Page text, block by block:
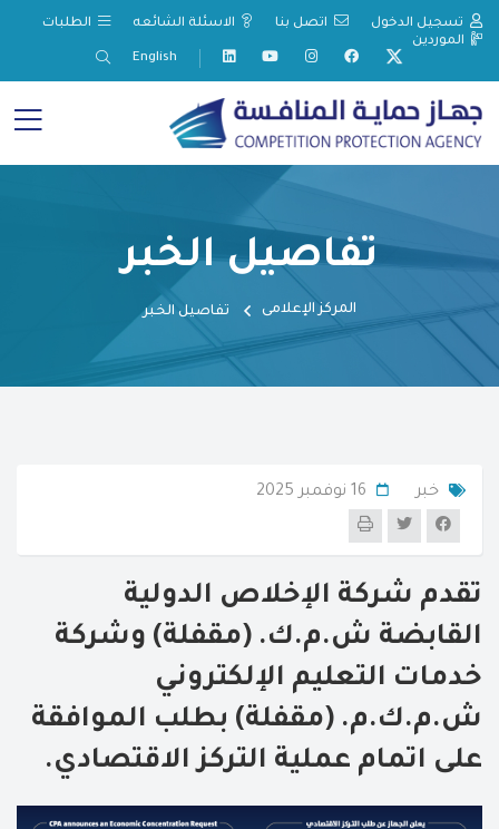
تسجيل الدخول اتصل بنا الاسئلة الشائعه
الطلبات
الموردين
English
تفاصيل الخبر
المركز الإعلامى تفاصيل الخبر
خبر
تقدم شركة الإخلاص الدولية
القابضة ش.م.ك. (مقفلة) وشركة
خدمات التعليم الإلكتروني
ش.م.ك.م. (مقفلة) بطلب الموافقة
على اتمام عملية التركز الاقتصادي.